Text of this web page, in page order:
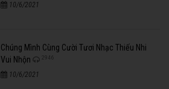
10/6/2021
Chúng Mình Cùng Cười Tươi Nhạc Thiếu Nhi
Vui Nhộn
2946
10/6/2021